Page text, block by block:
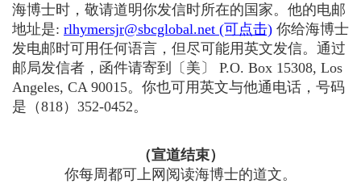
海博士时，敬请道明你发信时所在的国家。他的电邮
地址是: rlhymersjr@sbcglobal.net (可点击) 你给海博士
发电邮时可用任何语言，但尽可能用英文发信。通过
邮局发信者，函件请寄到〔美〕 P.O. Box 15308, Los
Angeles, CA 90015。你也可用英文与他通电话，号码
是（818）352-0452。
（宣道结束）
你每周都可上网阅读海博士的道文。